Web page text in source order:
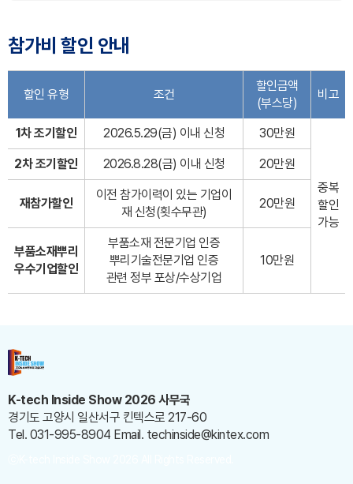
참가비 할인 안내
할인 유형 조건
할인금액
(부스당)
비고
1차 조기할인 2026.5.29(금) 이내 신청 30만원
중복
할인
가능
2차 조기할인 2026.8.28(금) 이내 신청 20만원
재참가할인
이전 참가이력이 있는 기업이
재 신청(횟수무관)
20만원
부품소재뿌리
우수기업할인
부품소재 전문기업 인증
뿌리기술전문기업 인증
관련 정부 포상/수상기업
10만원
K-tech Inside Show 2026 사무국
경기도 고양시 일산서구 킨텍스로 217-60
Tel. 031-995-8904 Email. techinside@kintex.com